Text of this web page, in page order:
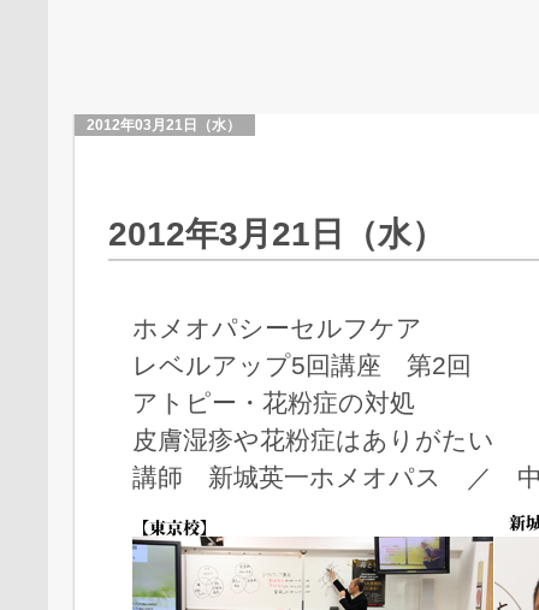
2012年03月21日（水）
2012年3月21日（水）
ホメオパシーセルフケア
レベルアップ5回講座 第2回
アトピー・花粉症の対処
皮膚湿疹や花粉症はありがたい
講師 新城英一ホメオパス ／ 中